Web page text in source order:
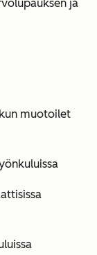
ja
muotoilet